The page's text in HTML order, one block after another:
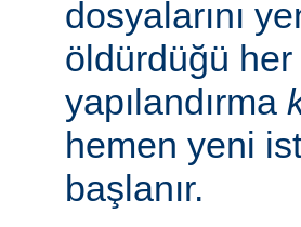
dosyalarını
öldürdüğü
yapılandırma
hemen yeni
başlanır.